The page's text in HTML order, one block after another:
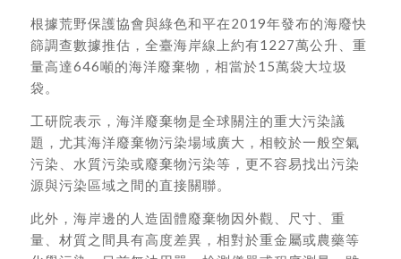
根據荒野保護協會與綠色和平​在2019年發布的海廢快
篩調查數據推估，全臺海岸線上約有1227萬公升、重
量高達646噸的海洋廢棄物，相當於15萬袋大垃圾
袋。
工研院表示，海洋廢棄物是全球關注的重大污染議
題，尤其海洋廢棄物污染場域廣大，相較於一般空氣
污染、水質污染或廢棄物污染等，更不容易找出污染
源與污染區域之間的直接關聯。
此外，海岸邊的人造固體廢棄物因外觀、尺寸、重
量、材質之間具有高度差異，相對於重金屬或農藥等